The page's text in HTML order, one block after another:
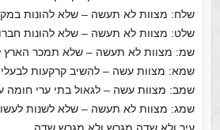
שלח: מצוות לא תעשה – שלא להונות
שלט: מצוות לא תעשה – שלא להונות
שמ: מצוות לא תעשה – שלא תמכר הארץ
שמא: מצוות עשה – להשיב קרקעות
שמב: מצוות עשה – לגאול בתי ערי חומה
שמג: מצוות לא תעשה – שלא לשנות